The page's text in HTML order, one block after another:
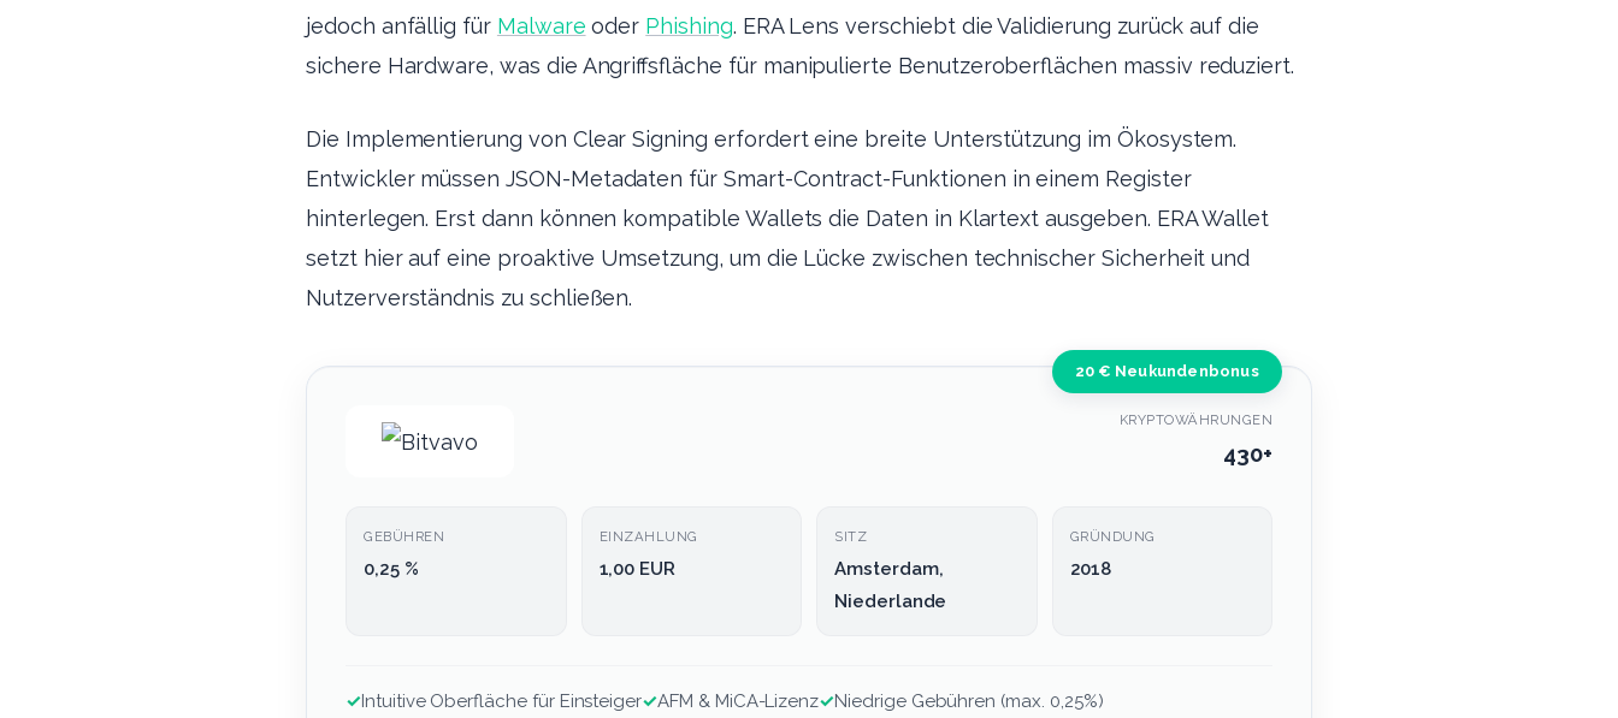
jedoch anfällig für Malware oder Phishing. ERA Lens verschiebt die Validierung zurück auf die
sichere Hardware, was die Angriffsfläche für manipulierte Benutzeroberflächen massiv reduziert.
Die Implementierung von Clear Signing erfordert eine breite Unterstützung im Ökosystem.
Entwickler müssen JSON-Metadaten für Smart-Contract-Funktionen in einem Register
hinterlegen. Erst dann können kompatible Wallets die Daten in Klartext ausgeben. ERA Wallet
setzt hier auf eine proaktive Umsetzung, um die Lücke zwischen technischer Sicherheit und
Nutzerverständnis zu schließen.
20 € Neukundenbonus
KRYPTOWÄHRUNGEN
430+
GEBÜHREN
0,25 %
EINZAHLUNG
1,00 EUR
SITZ
Amsterdam,
Niederlande
GRÜNDUNG
2018
✓Intuitive Oberfläche für Einsteiger✓AFM & MiCA-Lizenz✓Niedrige Gebühren (max. 0,25%)